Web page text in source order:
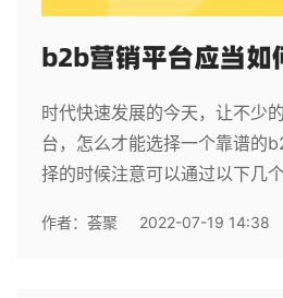
b2b营销平台应当如
时代快速发展的今天，让不少
台，怎么才能选择一个靠谱的
择的时候注意可以通过以下几
作者： 荟聚 2022-07-19 14:38